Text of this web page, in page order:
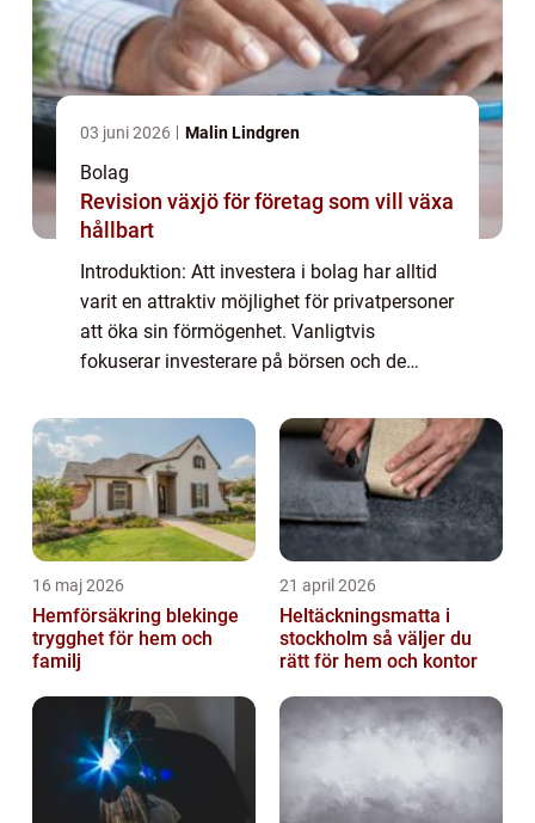
03 juni 2026 Malin Lindgren
Bolag
Revision växjö för företag som vill växa
hållbart
Introduktion: Att investera i bolag har alltid
varit en attraktiv möjlighet för privatpersoner
att öka sin förmögenhet. Vanligtvis
fokuserar investerare på börsen och de
hel värld av onoterade bolag som erbjud...
16 maj 2026
Hemförsäkring blekinge
trygghet för hem och
familj
21 april 2026
Heltäckningsmatta i
stockholm så väljer du
rätt för hem och kontor